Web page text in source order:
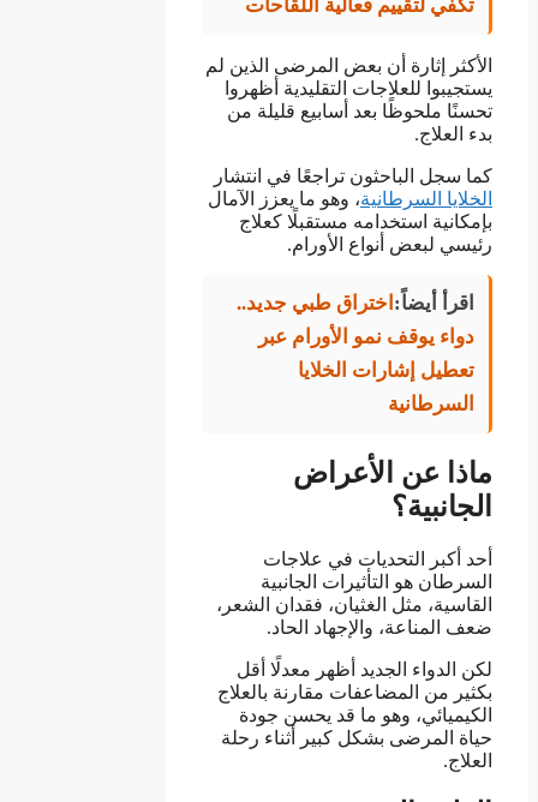
تكفي لتقييم فعالية اللقاحات
الأكثر إثارة أن بعض المرضى الذين لم
يستجيبوا للعلاجات التقليدية أظهروا
تحسنًا ملحوظًا بعد أسابيع قليلة من
بدء العلاج.
كما سجل الباحثون تراجعًا في انتشار
الخلايا السرطانية، وهو ما يعزز الآمال
بإمكانية استخدامه مستقبلًا كعلاج
رئيسي لبعض أنواع الأورام.
اقرأ أيضاً: اختراق طبي جديد..
دواء يوقف نمو الأورام عبر
تعطيل إشارات الخلايا
السرطانية
ماذا عن الأعراض
الجانبية؟
أحد أكبر التحديات في علاجات
السرطان هو التأثيرات الجانبية
القاسية، مثل الغثيان، فقدان الشعر،
ضعف المناعة، والإجهاد الحاد.
لكن الدواء الجديد أظهر معدلًا أقل
بكثير من المضاعفات مقارنة بالعلاج
الكيميائي، وهو ما قد يحسن جودة
حياة المرضى بشكل كبير أثناء رحلة
العلاج.